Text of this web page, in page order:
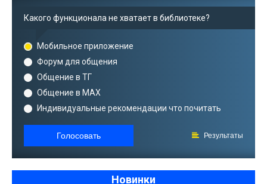
Какого функционала не хватает в библиотеке?
Мобильное приложение
Форум для общения
Общение в ТГ
Общение в MAX
Индивидуальные рекомендации что почитать
Голосовать Результаты
Новинки